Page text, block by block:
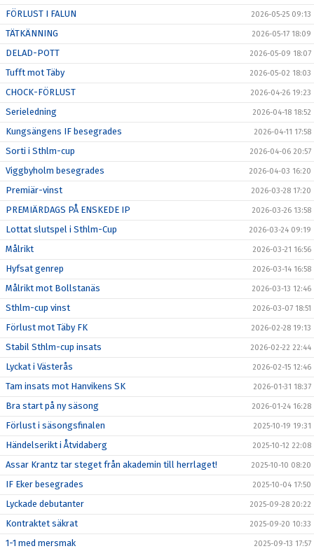
FÖRLUST I FALUN 2026-05-25 09:13
TÄTKÄNNING 2026-05-17 18:09
DELAD-POTT 2026-05-09 18:07
Tufft mot Täby 2026-05-02 18:03
CHOCK-FÖRLUST 2026-04-26 19:23
Serieledning 2026-04-18 18:52
Kungsängens IF besegrades 2026-04-11 17:58
Sorti i Sthlm-cup 2026-04-06 20:57
Viggbyholm besegrades 2026-04-03 16:20
Premiär-vinst 2026-03-28 17:20
PREMIÄRDAGS PÅ ENSKEDE IP 2026-03-26 13:58
Lottat slutspel i Sthlm-Cup 2026-03-24 09:19
Målrikt 2026-03-21 16:56
Hyfsat genrep 2026-03-14 16:58
Målrikt mot Bollstanäs 2026-03-13 12:46
Sthlm-cup vinst 2026-03-07 18:51
Förlust mot Täby FK 2026-02-28 19:13
Stabil Sthlm-cup insats 2026-02-22 22:44
Lyckat i Västerås 2026-02-15 12:46
Tam insats mot Hanvikens SK 2026-01-31 18:37
Bra start på ny säsong 2026-01-24 16:28
Förlust i säsongsfinalen 2025-10-19 19:31
Händelserikt i Åtvidaberg 2025-10-12 22:08
Assar Krantz tar steget från akademin till herrlaget! 2025-10-10 08:20
IF Eker besegrades 2025-10-04 17:50
Lyckade debutanter 2025-09-28 20:22
Kontraktet säkrat 2025-09-20 10:33
1-1 med mersmak 2025-09-13 17:57